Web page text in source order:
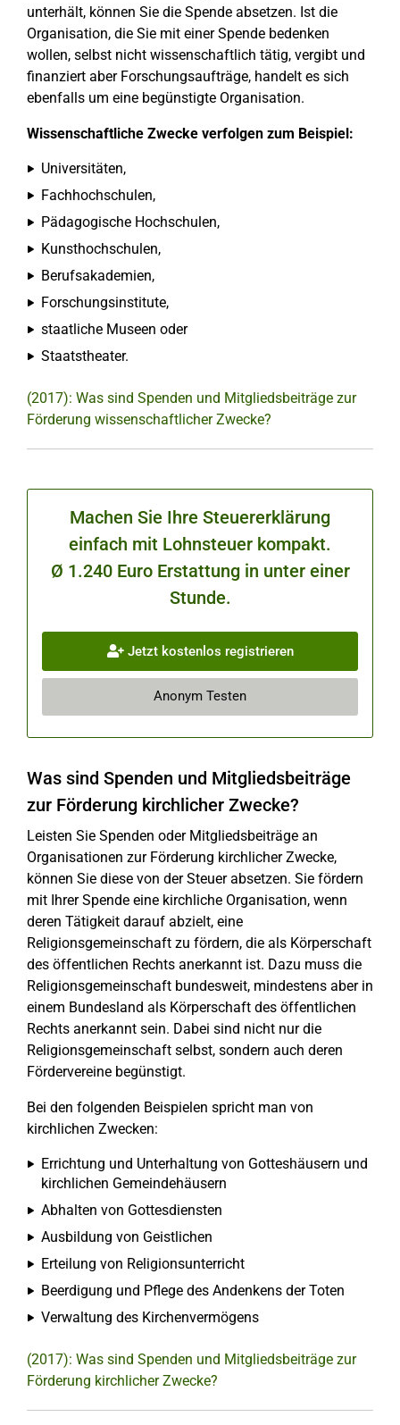
unterhält, können Sie die Spende absetzen. Ist die
Organisation, die Sie mit einer Spende bedenken
wollen, selbst nicht wissenschaftlich tätig, vergibt und
finanziert aber Forschungsaufträge, handelt es sich
ebenfalls um eine begünstigte Organisation.
Wissenschaftliche Zwecke verfolgen zum Beispiel:
Universitäten,
Fachhochschulen,
Pädagogische Hochschulen,
Kunsthochschulen,
Berufsakademien,
Forschungsinstitute,
staatliche Museen oder
Staatstheater.
(2017): Was sind Spenden und Mitgliedsbeiträge zur
Förderung wissenschaftlicher Zwecke?
Machen Sie Ihre Steuererklärung
einfach mit Lohnsteuer kompakt.
Ø 1.240 Euro Erstattung in unter einer
Stunde.
Jetzt kostenlos registrieren
Anonym Testen
Was sind Spenden und Mitgliedsbeiträge
zur Förderung kirchlicher Zwecke?
Leisten Sie Spenden oder Mitgliedsbeiträge an
Organisationen zur Förderung kirchlicher Zwecke,
können Sie diese von der Steuer absetzen. Sie fördern
mit Ihrer Spende eine kirchliche Organisation, wenn
deren Tätigkeit darauf abzielt, eine
Religionsgemeinschaft zu fördern, die als Körperschaft
des öffentlichen Rechts anerkannt ist. Dazu muss die
Religionsgemeinschaft bundesweit, mindestens aber in
einem Bundesland als Körperschaft des öffentlichen
Rechts anerkannt sein. Dabei sind nicht nur die
Religionsgemeinschaft selbst, sondern auch deren
Fördervereine begünstigt.
Bei den folgenden Beispielen spricht man von
kirchlichen Zwecken:
Errichtung und Unterhaltung von Gotteshäusern und
kirchlichen Gemeindehäusern
Abhalten von Gottesdiensten
Ausbildung von Geistlichen
Erteilung von Religionsunterricht
Beerdigung und Pflege des Andenkens der Toten
Verwaltung des Kirchenvermögens
(2017): Was sind Spenden und Mitgliedsbeiträge zur
Förderung kirchlicher Zwecke?